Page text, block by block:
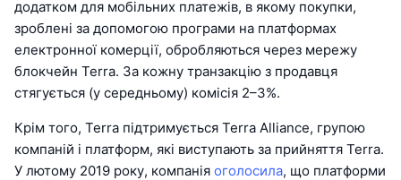
додатком для мобільних платежів, в якому покупки,
зроблені за допомогою програми на платформах
електронної комерції, обробляються через мережу
блокчейн Terra. За кожну транзакцію з продавця
стягується (у середньому) комісія 2–3%.
Крім того, Terra підтримується Terra Alliance, групою
компаній і платформ, які виступають за прийняття Terra.
У лютому 2019 року, компанія оголосила, що платформи